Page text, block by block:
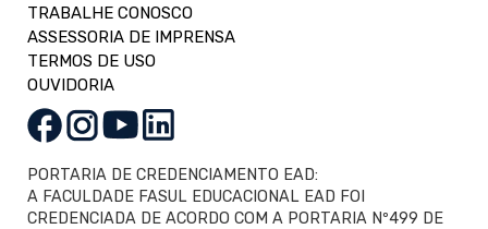
TRABALHE CONOSCO
ASSESSORIA DE IMPRENSA
TERMOS DE USO
OUVIDORIA
PORTARIA DE CREDENCIAMENTO EAD:
A FACULDADE FASUL EDUCACIONAL EAD FOI
CREDENCIADA DE ACORDO COM A PORTARIA Nº499 DE